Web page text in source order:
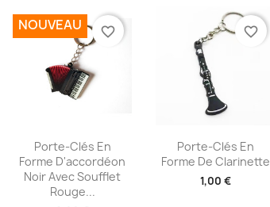
Aperçu rapide
Porte-Clés En
Forme D'accordéon
Noir Avec Soufflet
Rouge...
NOUVEAU favorite_border
Aperçu rapide
Porte-Clés En
Forme De Clarinette
1,00 €
favorite_border